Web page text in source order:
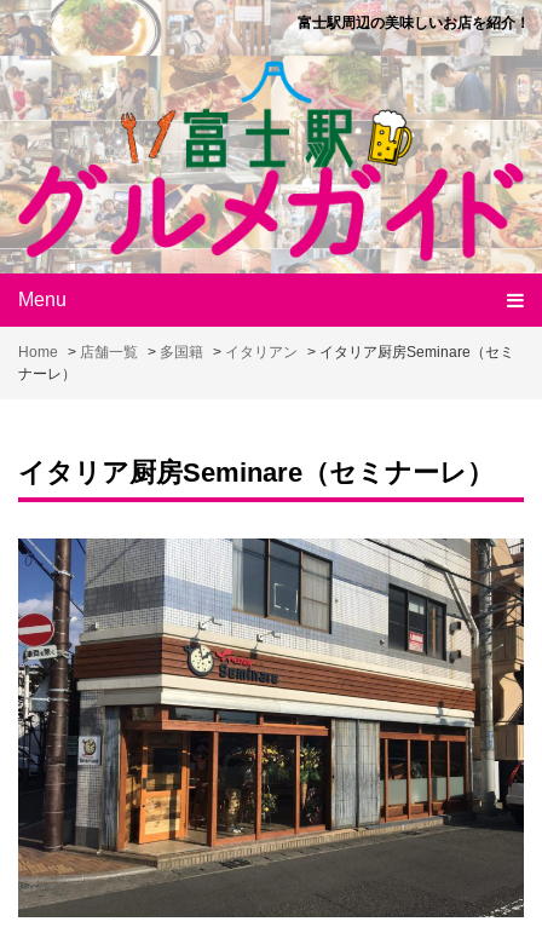
Skip
to
content
富士駅周辺の美味しいお店を紹介！
Menu
Home > 店舗一覧 > 多国籍 > イタリアン > イタリア厨房Seminare（セミ
ナーレ）
イタリア厨房Seminare（セミナーレ）